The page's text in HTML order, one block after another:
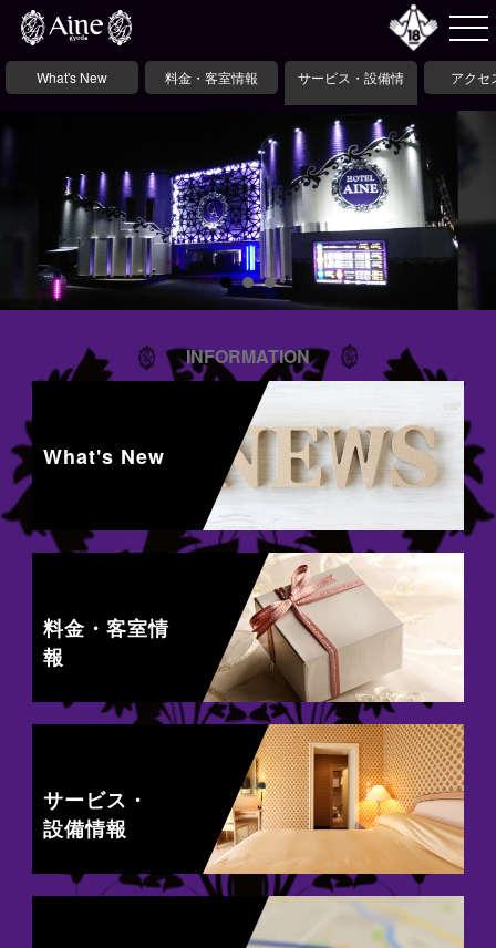
What's New 料金・客室情報
サービス・設備情
報
アクセ
INFORMATION
What's New
料金・客室情
報
サービス・
設備情報